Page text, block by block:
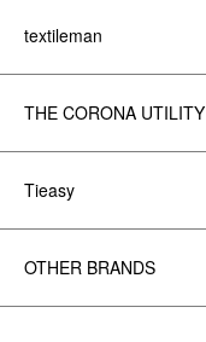
textileman
THE CORONA
Tieasy
OTHER BRANDS